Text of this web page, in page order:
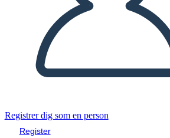
Registrer dig som en person
Register